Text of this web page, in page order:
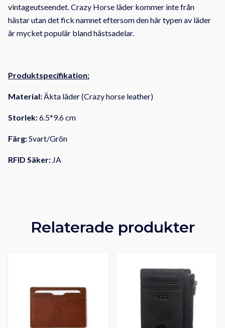
vintageutseendet.Crazy Horse läder kommer inte från
hästar utan det fick namnet eftersom den här typen av läder
är mycket populär bland hästsadelar.
Produktspecifikation:
Material:Äkta läder (Crazy horse leather)
Storlek:6.5*9.6 cm
Färg:Svart/Grön
RFID Säker: JA
Relaterade produkter